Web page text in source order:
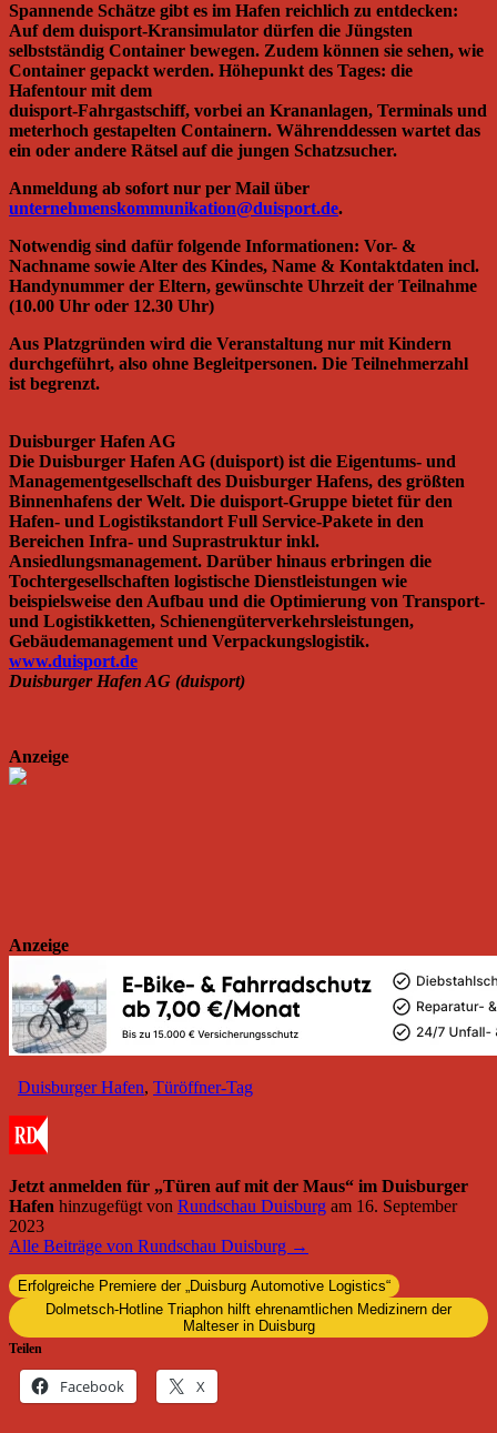
Spannende Schätze gibt es im Hafen reichlich zu entdecken:
Auf dem duisport-Kransimulator dürfen die Jüngsten
selbstständig Container bewegen. Zudem können sie sehen, wie
Container gepackt werden. Höhepunkt des Tages: die
Hafentour mit dem
duisport-Fahrgastschiff, vorbei an Krananlagen, Terminals und
meterhoch gestapelten Containern. Währenddessen wartet das
ein oder andere Rätsel auf die jungen Schatzsucher.
Anmeldung ab sofort nur per Mail über
unternehmenskommunikation@duisport.de.
Notwendig sind dafür folgende Informationen: Vor- &
Nachname sowie Alter des Kindes, Name & Kontaktdaten incl.
Handynummer der Eltern, gewünschte Uhrzeit der Teilnahme
(10.00 Uhr oder 12.30 Uhr)
Aus Platzgründen wird die Veranstaltung nur mit Kindern
durchgeführt, also ohne Begleitpersonen. Die Teilnehmerzahl
ist begrenzt.
Duisburger Hafen AG
Die Duisburger Hafen AG (duisport) ist die Eigentums- und
Managementgesellschaft des Duisburger Hafens, des größten
Binnenhafens der Welt. Die duisport-Gruppe bietet für den
Hafen- und Logistikstandort Full Service-Pakete in den
Bereichen Infra- und Suprastruktur inkl.
Ansiedlungsmanagement. Darüber hinaus erbringen die
Tochtergesellschaften logistische Dienstleistungen wie
beispielsweise den Aufbau und die Optimierung von Transport-
und Logistikketten, Schienengüterverkehrsleistungen,
Gebäudemanagement und Verpackungslogistik.
www.duisport.de
Duisburger Hafen AG (duisport)
Anzeige
Anzeige
Duisburger Hafen, Türöffner-Tag
Jetzt anmelden für „Türen auf mit der Maus“ im Duisburger
Hafen hinzugefügt von Rundschau Duisburg am 16. September
2023
Alle Beiträge von Rundschau Duisburg →
Erfolgreiche Premiere der „Duisburg Automotive Logistics“
Dolmetsch-Hotline Triaphon hilft ehrenamtlichen Medizinern der
Malteser in Duisburg
Teilen
Facebook X